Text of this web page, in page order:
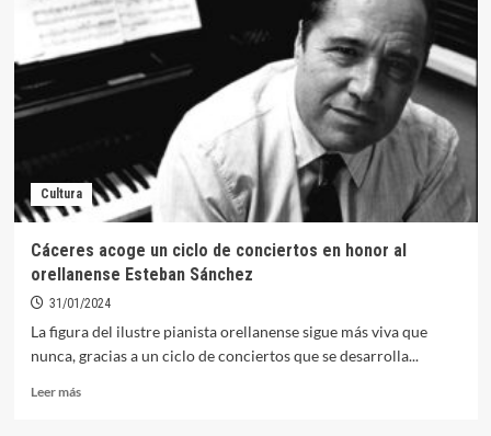
de
Cáceres
cerrará
jueves
honor
al
ilustre
orellanense
Esteban
Sánchez
Cultura
Cáceres acoge un ciclo de conciertos en honor al
orellanense Esteban Sánchez
31/01/2024
La figura del ilustre pianista orellanense sigue más viva que
nunca, gracias a un ciclo de conciertos que se desarrolla...
Leer másLeer